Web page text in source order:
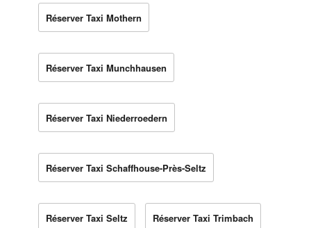
Réserver Taxi Mothern
Réserver Taxi Munchhausen
Réserver Taxi Niederroedern
Réserver Taxi Schaffhouse-Près-Seltz
Réserver Taxi Seltz Réserver Taxi Trimbach